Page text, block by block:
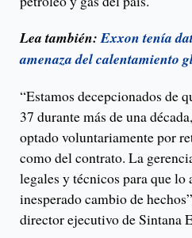
Lea también:Exxon tenía
amenaza del calentamiento
“Estamos decepcionados de
37 durante más de una
optado voluntariamente por
como del contrato. La
legales y técnicos para que lo
inesperado cambio de
director ejecutivo de Sintana